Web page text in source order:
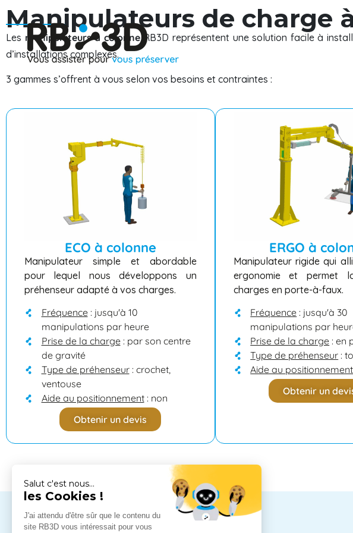
Salut c'est nous...
les Cookies !
J'ai attendu d'être sûr que le contenu du
site RB3D vous intéressait pour vous
Manipulateurs de charge
Les manipulateurs à colonneRB3D représentent une solution facile à
d’installations complexes.
3 gammes s’offrent à vous selon vos besoins et contraintes :
ECO à colonne
Manipulateur simple et abordable
pour lequel nous développons un
préhenseur adapté à vos charges.
Fréquence: jusqu'à 10
manipulations par heure
Prise de la charge: par son centre
de gravité
Type de préhenseur: crochet,
ventouse
Aide au positionnement: non
Obtenir un devis
ERGO à
Manipulateur rigide qui
ergonomie et permet
charges en porte-à-faux.
Fréquence : jusqu'à 30
manipulations par
Prise de la charge : en
Type de préhenseur :
Aide au positionnement
Obtenir un